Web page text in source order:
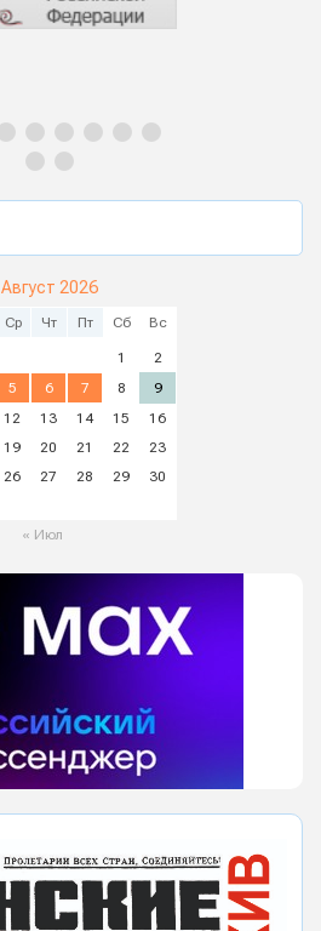
Август 2026
Ср Чт Пт Сб Вс
1
2
5 6 7 8
9
12 13 14 15
16
19 20 21 22
23
26 27 28 29
30
« Июл